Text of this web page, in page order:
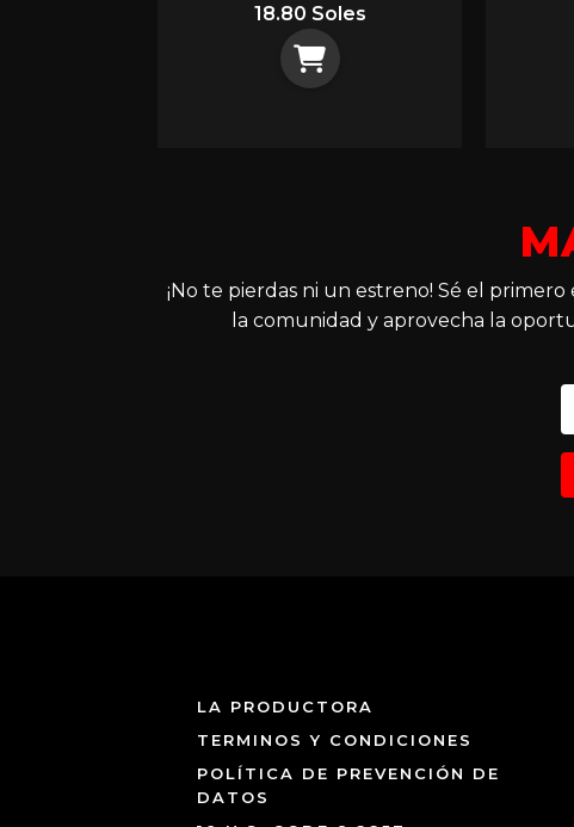
18.80 Soles
¡No te pierdas ni un estreno! Sé el
la comunidad y aprovecha la
LA PRODUCTORA
TERMINOS Y CONDICIONES
POLÍTICA DE PREVENCIÓN DE
DATOS